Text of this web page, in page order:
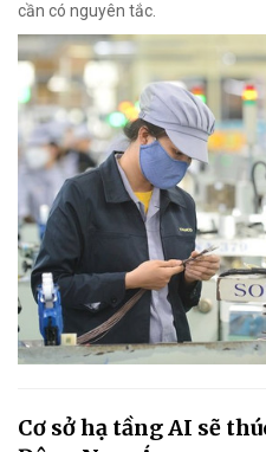
cần có nguyên tắc.
Cơ sở hạ tầng AI sẽ